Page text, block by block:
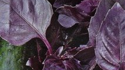
Газонные травы,
Горшки, рассадники,
Посадочный материал